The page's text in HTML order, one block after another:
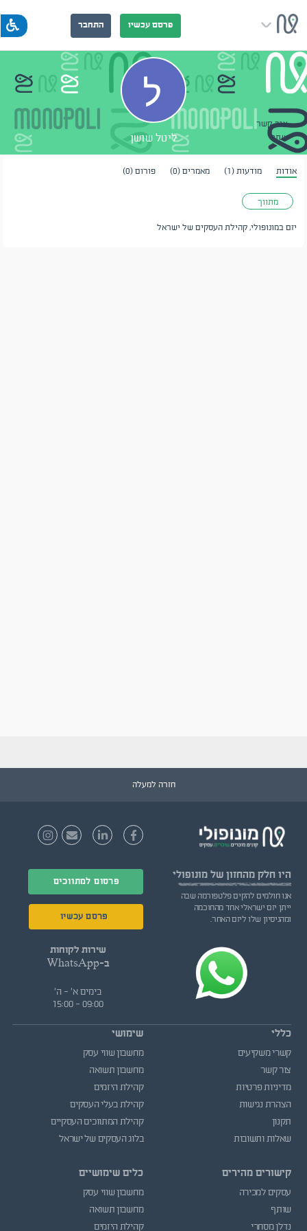
פרסם עכשיו התחבר
צור קשר
שתף
ליטל שושן
אודות מודעות (1) מאמרים (0) פורום (0)
מתווך
יזם במונופולי, קהילת העסקים של ישראל
חזרה למעלה
היו חלק מהחזון של מונופולי
אנו חולמים להקים פלטפורמה שבה
ייתן יזם ישראלי אחד מהחוכמה
ומהניסיון שלו ליזם האחר.
פרסום למתווכים
פרסם עכשיו
שירות לקוחות
ב-WhatsApp
בימים א' - ה'
09:00 - 15:00
כללי
קשרי משקיעים
צור קשר
מדיניות פרטיות
הצהרת נגישות
תקנון
שאלות ותשובות
קישורים מהירים
עסקים למכירה
שותף
נדלן מסחרי
שימושי
מחשבון שווי עסק
מחשבון תשואה
קהילת היזמים
קהילת בעלי העסקים
קהילת המתווכים העסקיים
בלוג העסקים של ישראל
כלים שימושיים
מחשבון שווי עסק
מחשבון תשואה
קהילת היזמים